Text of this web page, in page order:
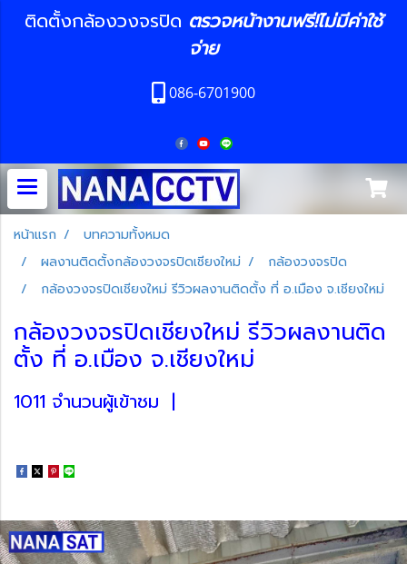
ติดตั้งกล้องวงจรปิด ตรวจหน้างานฟรี!ไม่มีค่าใช้
จ่าย
086-6701900
หน้าแรก
บทความทั้งหมด
ผลงานติดตั้งกล้องวงจรปิดเชียงใหม่
กล้องวงจรปิด
กล้องวงจรปิดเชียงใหม่ รีวิวผลงานติดตั้ง ที่ อ.เมือง จ.เชียงใหม่
กล้องวงจรปิดเชียงใหม่ รีวิวผลงานติด
ตั้ง ที่ อ.เมือง จ.เชียงใหม่
1011 จำนวนผู้เข้าชม |